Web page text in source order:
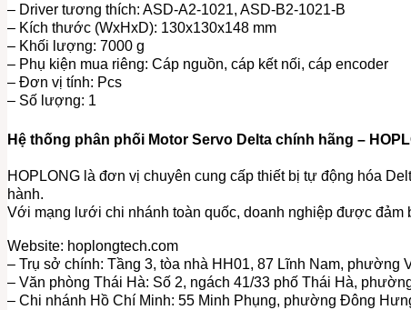
– Driver tương thích: ASD-A2-1021, ASD-B2-1021-B
– Kích thước (WxHxD): 130x130x148 mm
– Khối lượng: 7000 g
– Phụ kiện mua riêng: Cáp nguồn, cáp kết nối, cáp encoder
– Đơn vị tính: Pcs
– Số lượng: 1
Hệ thống phân phối Motor Servo Delta chính hãng –
HOPLONG là đơn vị chuyên cung cấp thiết bị tự động hóa
hành.
Với mạng lưới chi nhánh toàn quốc, doanh nghiệp được đảm
Website: hoplongtech.com
– Trụ sở chính: Tầng 3, tòa nhà HH01, 87 Lĩnh Nam, phường
– Văn phòng Thái Hà: Số 2, ngách 41/33 phố Thái Hà,
– Chi nhánh Hồ Chí Minh: 55 Minh Phụng, phường Đông